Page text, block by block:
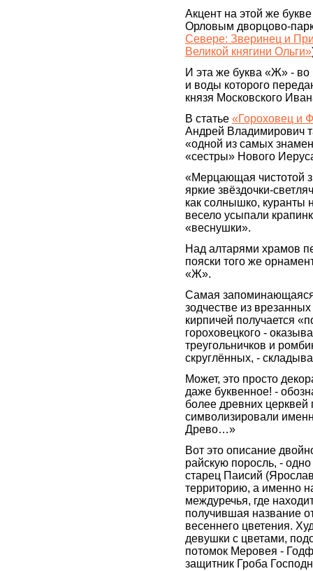
Акцент на этой же
Орловым дворцово-
Севере: Зверинец и
Великой княгини Ольги»
И эта же буква «Ж» -
и воды которого
князя Московского
В статье «Гороховец и
Андрей Владимирович
«одной из самых
«сестры» Нового
«Мерцающая чистотой
яркие звёздочки-
как солнышко, куранты
весело усыпали
«веснушки».
Над алтарями храмов
пояски того же
«Ж».
Самая
зодчестве из
кирпичей получается
гороховецкого -
треугольничков и
скруглённых, -
Может, это просто
даже буквенное! -
более древних церквей
символизировали
Древо…»
Вот это описание
райскую поросль, -
старец Паисий
территорию, а именно
междуречья, где
получившая название
весеннего цветения.
девушки с цветами,
потомок Меровея -
защитник Гроба